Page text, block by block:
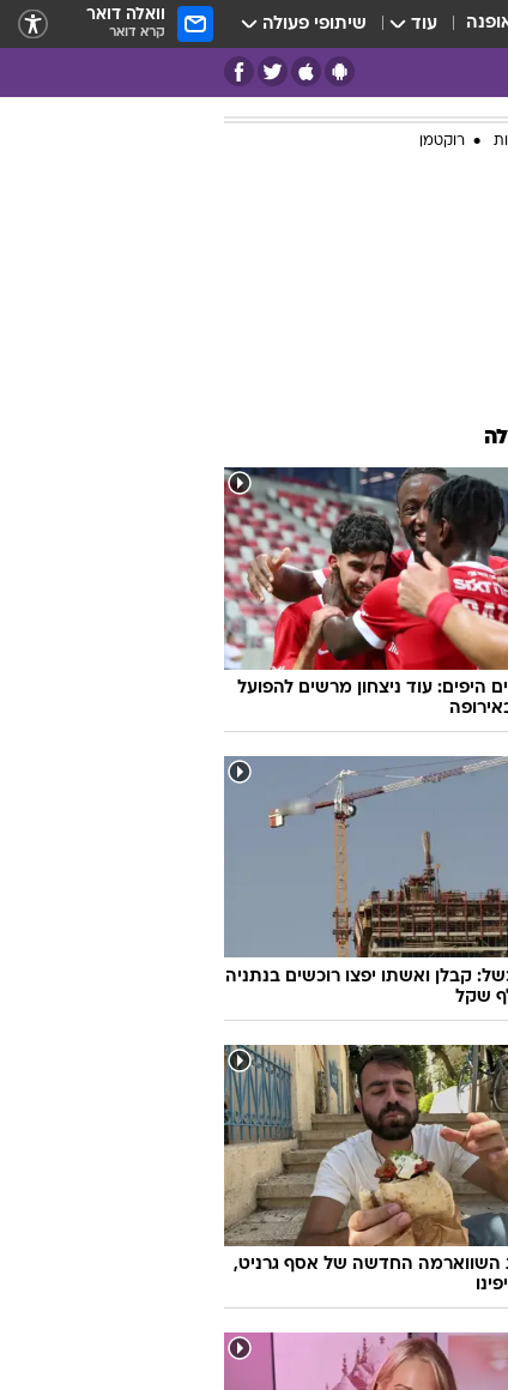
עוד שיתופי פעולה וואלה דואר
קרא דואר
רוקטמן
היפים: עוד ניצחון מרשים להפועל
קבלן ואשתו יפצו רוכשים בנתניה
השווארמה החדשה של אסף גרניט,